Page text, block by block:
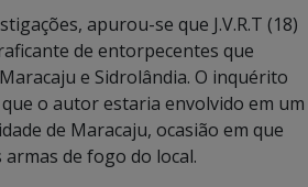
apurou-se que J.V.R.T (18)
de entorpecentes que
e Sidrolândia. O inquérito
o autor estaria envolvido em um
de Maracaju, ocasião em que
de fogo do local.